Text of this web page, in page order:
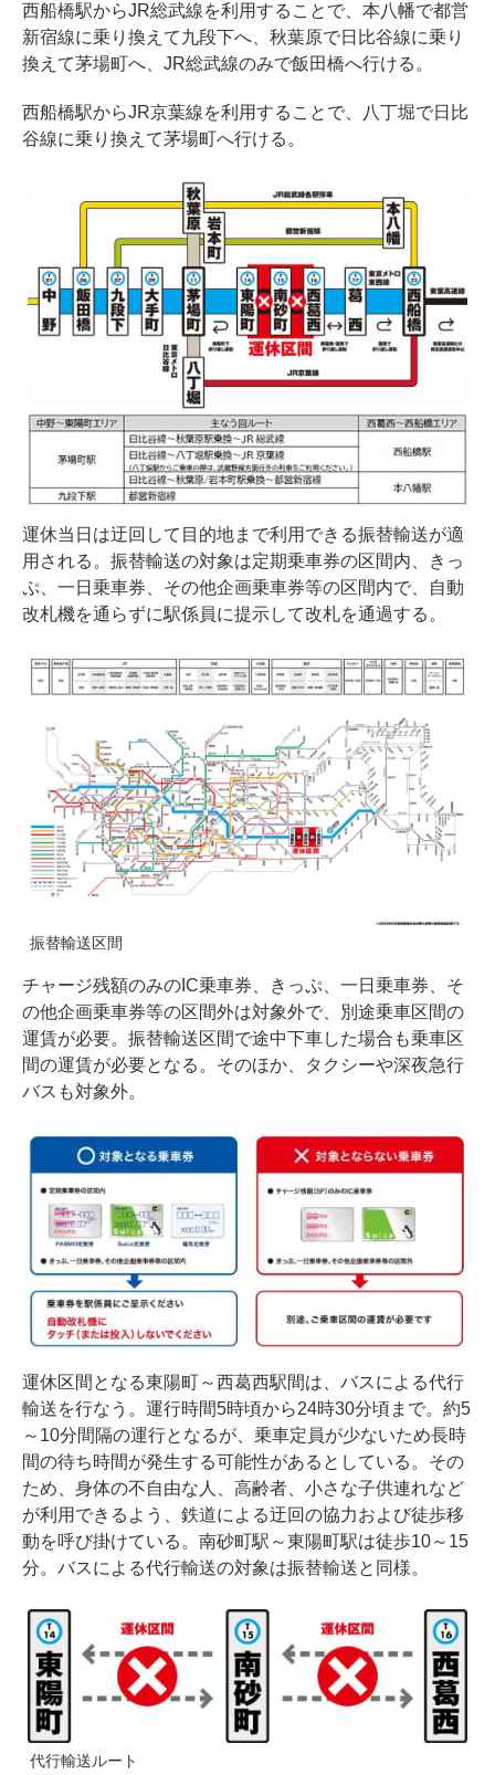
西船橋駅からJR総武線を利用することで、本八幡で都営
新宿線に乗り換えて九段下へ、秋葉原で日比谷線に乗り
換えて茅場町へ、JR総武線のみで飯田橋へ行ける。
西船橋駅からJR京葉線を利用することで、八丁堀で日比
谷線に乗り換えて茅場町へ行ける。
運休当日は迂回して目的地まで利用できる振替輸送が適
用される。振替輸送の対象は定期乗車券の区間内、きっ
ぷ、一日乗車券、その他企画乗車券等の区間内で、自動
改札機を通らずに駅係員に提示して改札を通過する。
振替輸送区間
チャージ残額のみのIC乗車券、きっぷ、一日乗車券、そ
の他企画乗車券等の区間外は対象外で、別途乗車区間の
運賃が必要。振替輸送区間で途中下車した場合も乗車区
間の運賃が必要となる。そのほか、タクシーや深夜急行
バスも対象外。
運休区間となる東陽町～西葛西駅間は、バスによる代行
輸送を行なう。運行時間5時頃から24時30分頃まで。約5
～10分間隔の運行となるが、乗車定員が少ないため長時
間の待ち時間が発生する可能性があるとしている。その
ため、身体の不自由な人、高齢者、小さな子供連れなど
が利用できるよう、鉄道による迂回の協力および徒歩移
動を呼び掛けている。南砂町駅～東陽町駅は徒歩10～15
分。バスによる代行輸送の対象は振替輸送と同様。
代行輸送ルート